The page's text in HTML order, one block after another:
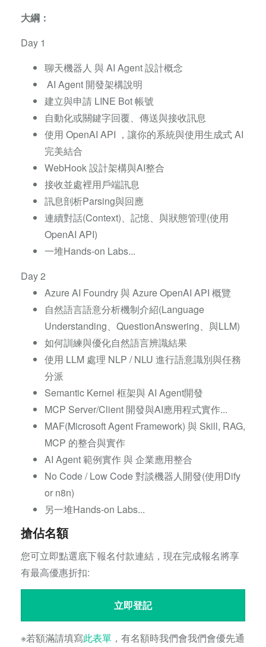
大綱：
Day 1
聊天機器人 與 AI Agent 設計概念
AI Agent 開發架構說明
建立與申請 LINE Bot 帳號
自動化或關鍵字回覆、傳送與接收訊息
使用 OpenAI API ，讓你的系統與使用生成式 AI
完美結合
WebHook 設計架構與AI整合
接收並處裡用戶端訊息
訊息剖析Parsing與回應
連續對話(Context)、記憶、與狀態管理(使用
OpenAI API)
一堆Hands-on Labs...
Day 2
Azure AI Foundry 與 Azure OpenAI API 概覽
自然語言語意分析機制介紹(Language
Understanding、QuestionAnswering、與LLM)
如何訓練與優化自然語言辨識結果
使用 LLM 處理 NLP / NLU 進行語意識別與任務
分派
Semantic Kernel 框架與 AI Agent開發
MCP Server/Client 開發與AI應用程式實作...
MAF(Microsoft Agent Framework) 與 Skill, RAG,
MCP 的整合與實作
AI Agent 範例實作 與 企業應用整合
No Code / Low Code 對談機器人開發(使用Dify
or n8n)
另一堆Hands-on Labs...
搶佔名額
您可立即點選底下報名付款連結，現在完成報名將享
有最高優惠折扣:
立即登記
※若額滿請填寫此表單 ，有名額時我們會我們會優先通